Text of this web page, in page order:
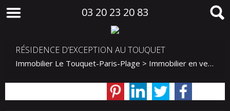
03 20 23 20 83
RÉSIDENCE D’EXCEPTION AU TOUQUET
Immobilier Le Touquet-Paris-Plage > Immobilier en vente Le Touquet-Paris-Plage